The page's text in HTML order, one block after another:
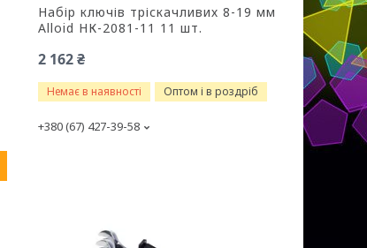
Набір ключів тріскачливих 8-19 мм
Alloid НК-2081-11 11 шт.
2 162 ₴
Немає в наявності Оптом і в роздріб
+380 (67) 427-39-58